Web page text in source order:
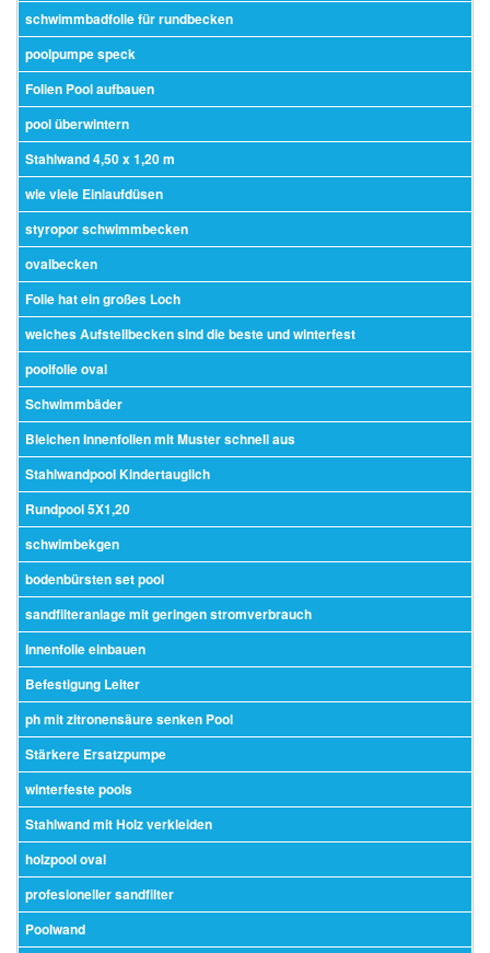
schwimmbadfolie für rundbecken
poolpumpe speck
Folien Pool aufbauen
pool überwintern
Stahlwand 4,50 x 1,20 m
wie viele Einlaufdüsen
styropor schwimmbecken
ovalbecken
Folie hat ein großes Loch
welches Aufstellbecken sind die beste und winterfest
poolfolie oval
Schwimmbäder
Bleichen Innenfolien mit Muster schnell aus
Stahlwandpool Kindertauglich
Rundpool 5X1,20
schwimbekgen
bodenbürsten set pool
sandfilteranlage mit geringen stromverbrauch
Innenfolie einbauen
Befestigung Leiter
ph mit zitronensäure senken Pool
Stärkere Ersatzpumpe
winterfeste pools
Stahlwand mit Holz verkleiden
holzpool oval
profesioneller sandfilter
Poolwand